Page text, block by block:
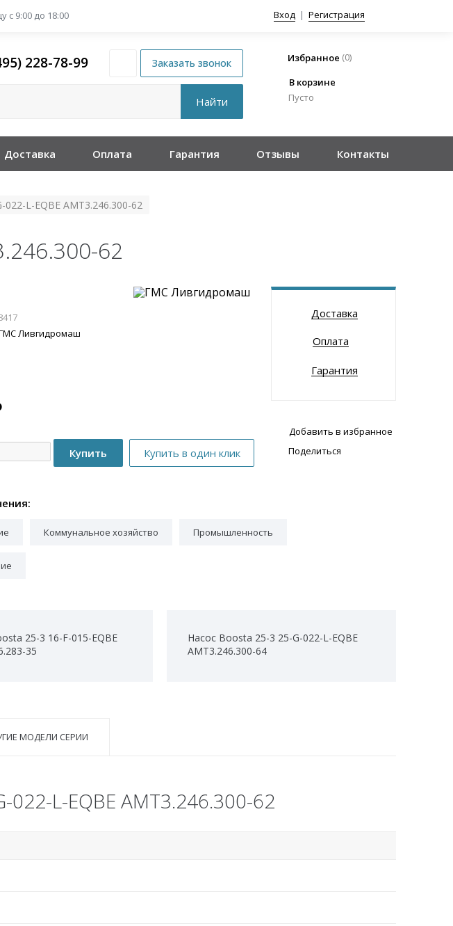
с 9:00 до 18:00 Вход | Регистрация
228-78-99 Избранное (0)
В корзине
Пусто
Доставка Оплата Гарантия Отзывы Контакты
022-L-EQBE АМТ3.246.300-62
62
Ливгидромаш
Доставка
Оплата
Гарантия
Добавить в избранное
Поделиться
Коммунальное хозяйство Промышленность
25-3 16-F-015-EQBE
35
Насос Boosta 25-3 25-G-022-L-EQBE
АМТ3.246.300-64
МОДЕЛИ СЕРИИ
022-L-EQBE АМТ3.246.300-62